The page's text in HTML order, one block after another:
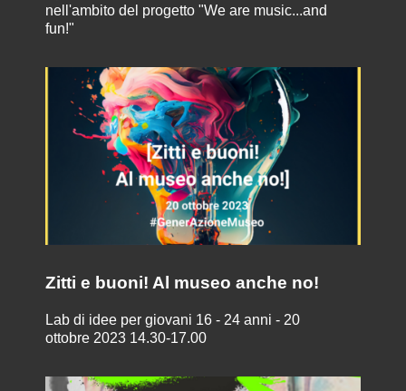
nell'ambito del progetto "We are music...and
fun!"
Zitti e buoni! Al museo anche no!
Lab di idee per giovani 16 - 24 anni - 20
ottobre 2023 14.30-17.00